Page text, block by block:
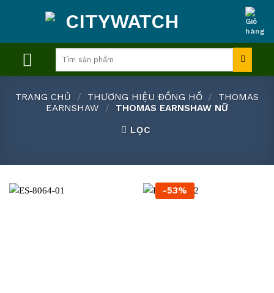
kiếm:
TRANG CHỦ / THƯƠNG HIỆU ĐỒNG HỒ /
THOMAS
EARNSHAW
/
THOMAS EARNSHAW NỮ
LỌC
-53%